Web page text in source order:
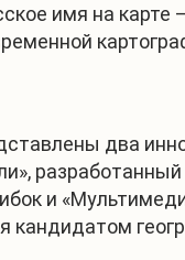
имя на
два
и
кандидатом